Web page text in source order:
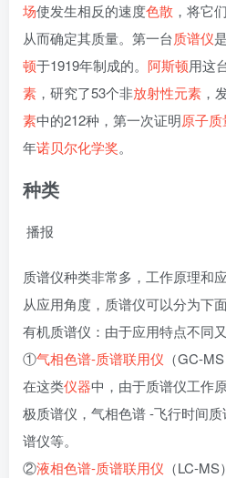
场使发生相反的速度色散 ，将它
从而确定其质量。第一台质谱仪
顿于1919年制成的。 阿斯顿用这
素 ，研究了53个非放射性元素 ，
素中的212种，第一次证明原子
年诺贝尔化学奖。
种类
播报
质谱仪种类非常多，工作原理和
从应用角度，质谱仪可以分为下
有机质谱仪：由于应用特点不同
①气相色谱-质谱联用仪 （GC-MS
在这类仪器中，由于质谱仪工作
极质谱仪，气相色谱 -飞行时间
谱仪等。
②液相色谱-质谱联用仪 （LC-MS）